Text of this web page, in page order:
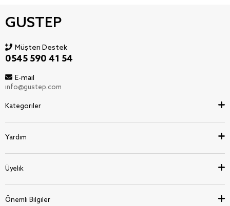
GUSTEP
Müşteri Destek
0545 590 41 54
E-mail
info@gustep.com
Kategoriler
Yardım
Üyelik
Önemli Bilgiler